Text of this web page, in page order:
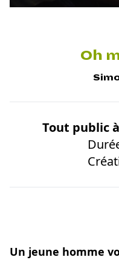
Oh
Tout public
Un jeune homme